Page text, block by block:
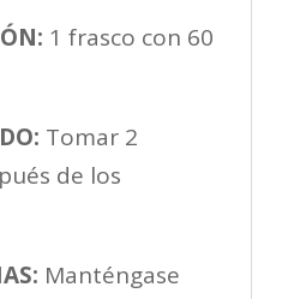
1 frasco con 60
Tomar 2
de los
Manténgase